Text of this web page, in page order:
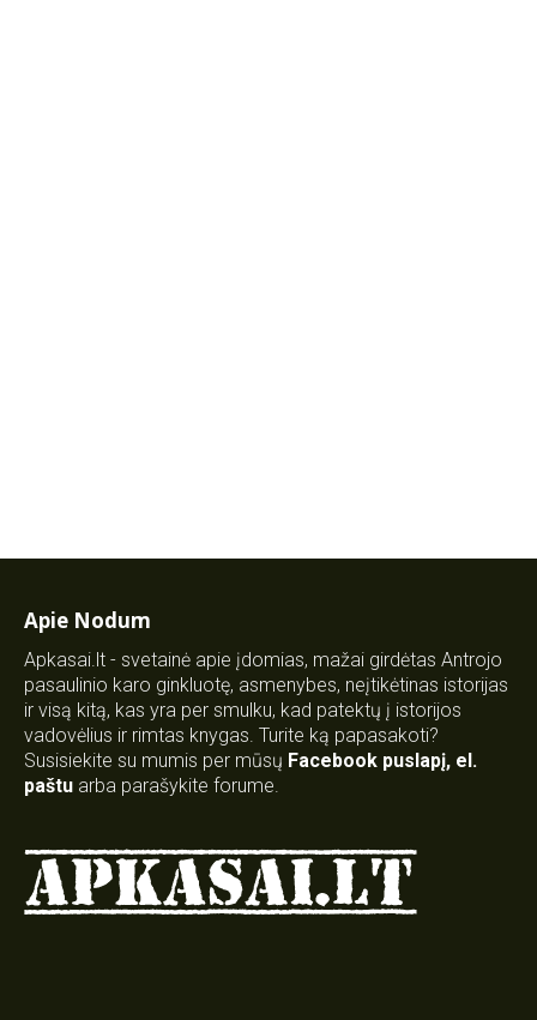
Apie Nodum
Apkasai.lt - svetainė apie įdomias, mažai girdėtas Antrojo
pasaulinio karo ginkluotę, asmenybes, neįtikėtinas istorijas
ir visą kitą, kas yra per smulku, kad patektų į istorijos
vadovėlius ir rimtas knygas. Turite ką papasakoti?
Susisiekite su mumis per mūsų Facebook puslapį, el.
paštu arba parašykite forume.